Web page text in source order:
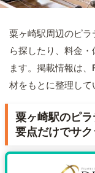
粟ヶ崎駅周辺のピ
ら探したり、料金
ます。掲載情報は
材をもとに整理して
粟ヶ崎駅のピ
要点だけでサ